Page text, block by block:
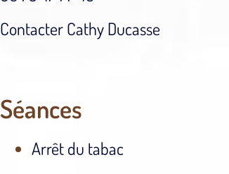
Contacter Cathy Ducasse
Séances
Arrêt du tabac